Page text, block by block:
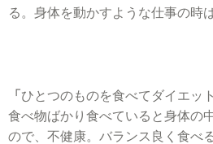
る。身体を動かすような仕事の時
「 ひとつのものを食べてダイエッ
食べ物ばかり食べていると身体の
ので、不健康。バランス良く食べ